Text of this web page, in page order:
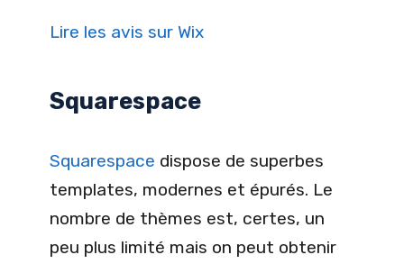
Lire les avis sur Wix
Squarespace
Squarespace dispose de superbes
templates, modernes et épurés. Le
nombre de thèmes est, certes, un
peu plus limité mais on peut obtenir